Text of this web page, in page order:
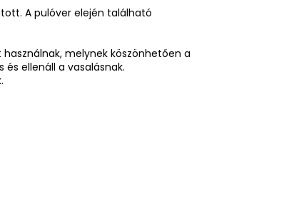
A pulóver elején található
melynek köszönhetően a
ellenáll a vasalásnak.